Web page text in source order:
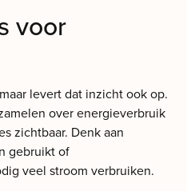
voor
levert dat inzicht ook op.
over energieverbruik
zichtbaar. Denk aan
gebruikt of
veel stroom verbruiken.